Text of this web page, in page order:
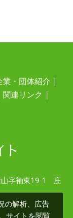
業・団体紹介
関連リンク
山字袖東19-1 庄
の解析、広告
サイトを閲覧